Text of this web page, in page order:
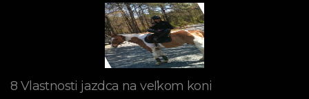
8 Vlastnosti jazdca na veľkom koni